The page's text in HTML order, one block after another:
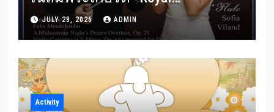
Benevolence” รวมบทประพันธ์
อมตะจาก Mendelssohn และ
Rimsky-Korsakov 31 กรกฎาคมนี้
JULY 28, 2026 ADMIN
Activity